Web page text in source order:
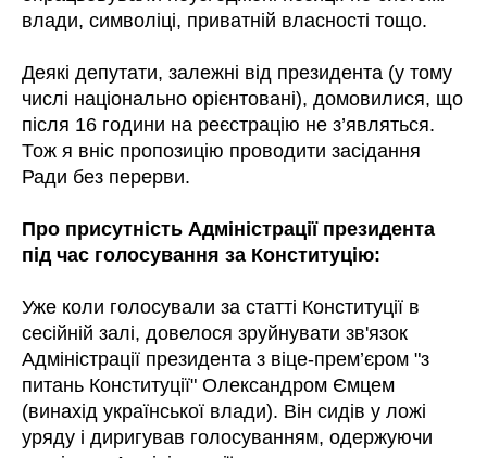
влади, символіці, приватній власності тощо.
Деякі депутати, залежні від президента (у тому
числі національно орієнтовані), домовилися, що
після 16 години на реєстрацію не з’являться.
Тож я вніс пропозицію проводити засідання
Ради без перерви.
Про присутність Адміністрації президента
під час голосування за Конституцію:
Уже коли голосували за статті Конституції в
сесійній залі, довелося зруйнувати зв'язок
Адміністрації президента з віце-прем’єром "з
питань Конституції" Олександром Ємцем
(винахід української влади). Він сидів у ложі
уряду і диригував голосуванням, одержуючи